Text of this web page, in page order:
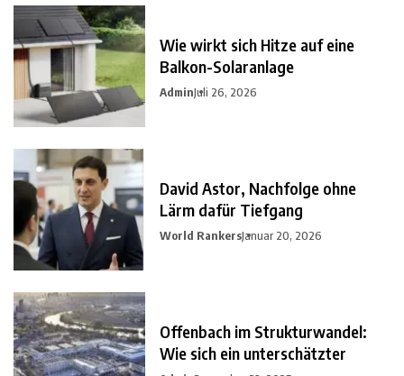
Wie wirkt sich Hitze auf eine
Balkon-Solaranlage
AdminJuli 26, 2026
David Astor, Nachfolge ohne
Lärm dafür Tiefgang
World RankersJanuar 20, 2026
Offenbach im Strukturwandel:
Wie sich ein unterschätzter